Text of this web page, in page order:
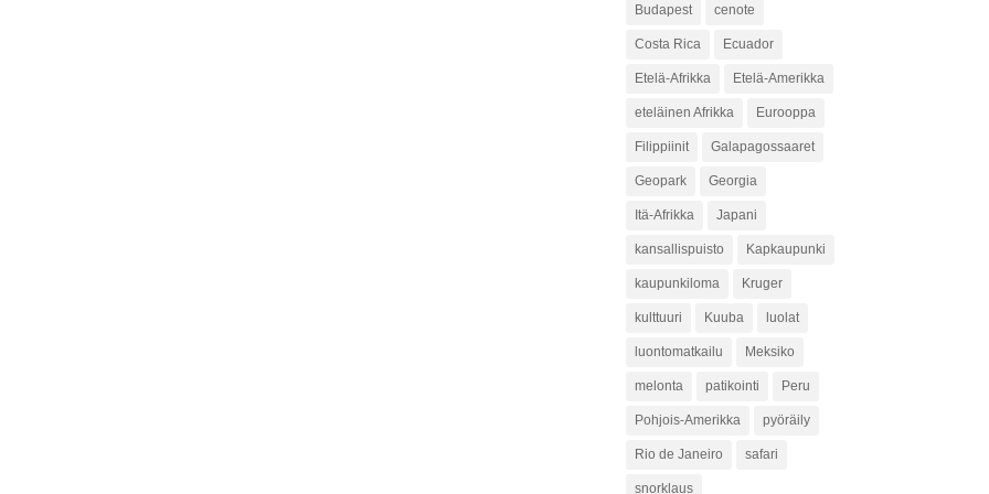
Budapest cenote
Costa Rica Ecuador
Etelä-Afrikka Etelä-Amerikka
eteläinen Afrikka Eurooppa
Filippiinit Galapagossaaret
Geopark Georgia
Itä-Afrikka Japani
kansallispuisto Kapkaupunki
kaupunkiloma Kruger
kulttuuri Kuuba luolat
luontomatkailu Meksiko
melonta patikointi Peru
Pohjois-Amerikka pyöräily
Rio de Janeiro safari
snorklaus